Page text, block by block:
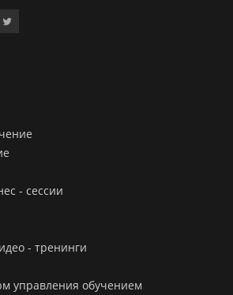
- сессии
- тренинги
управления обучением